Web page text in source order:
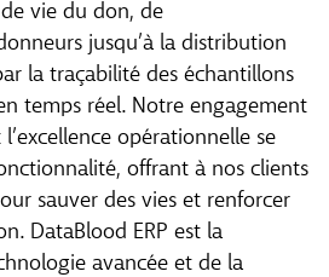
vie du don, de
jusqu’à la distribution
la traçabilité des échantillons
temps réel. Notre engagement
opérationnelle se
offrant à nos clients
sauver des vies et renforcer
DataBlood ERP est la
avancée et de la